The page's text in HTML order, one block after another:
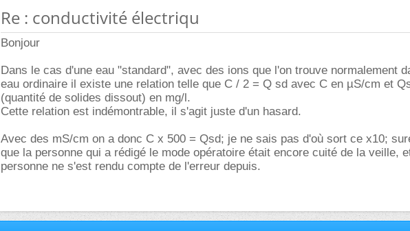
Re : conductivité électriqu
Bonjour
Dans le cas d'une eau "standard", avec des ions que l'on trouve normalement
eau ordinaire il existe une relation telle que C / 2 = Q sd avec C en µS/cm et
(quantité de solides dissout) en mg/l.
Cette relation est indémontrable, il s'agit juste d'un hasard.
Avec des mS/cm on a donc C x 500 = Qsd; je ne sais pas d'où sort ce x10;
que la personne qui a rédigé le mode opératoire était encore cuité de la veille,
personne ne s'est rendu compte de l'erreur depuis.